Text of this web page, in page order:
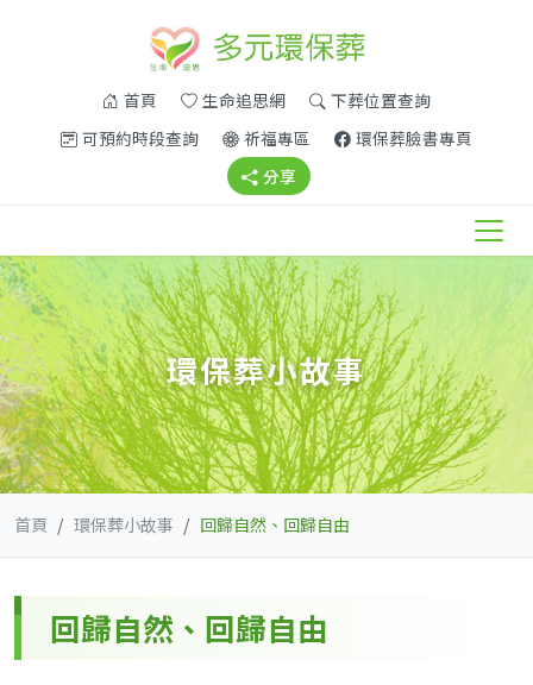
首頁 生命追思網(另開新視窗)下葬位置查詢(另開新視窗)
可預約時段查詢(另開新視窗)
祈福專區 (另開新視窗)
環保葬臉書專頁
分享 (另開新視窗)
環保葬小故事
首頁 環保葬小故事 回歸自然、回歸自由
回歸自然、回歸自由